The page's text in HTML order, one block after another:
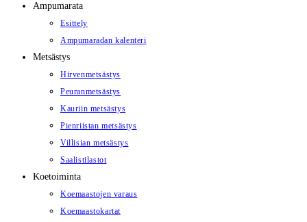
Ampumarata
Esittely
Ampumaradan kalenteri
Metsästys
Hirvenmetsästys
Peuranmetsästys
Kauriin metsästys
Pienriistan metsästys
Villisian metsästys
Saalistilastot
Koetoiminta
Koemaastojen varaus
Koemaastokartat